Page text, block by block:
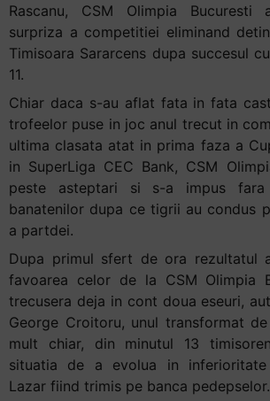
Rascanu, CSM Olimpia Bucuresti
surpriza a competitiei eliminand
Timisoara Sararcens dupa succesul
11.
Chiar daca s-au aflat fata in fata
trofeelor puse in joc anul trecut in
ultima clasata atat in prima faza a
in SuperLiga CEC Bank, CSM
peste asteptari si s-a impus
banatenilor dupa ce tigrii au condus
a partdei.
Dupa primul sfert de ora rezultatul
favoarea celor de la CSM Olimpia
trecusera deja in cont doua eseuri,
George Croitoru, unul transformat
mult chiar, din minutul 13
situatia de a evolua in inferioritate
Lazar fiind trimis pe banca pedepselor.